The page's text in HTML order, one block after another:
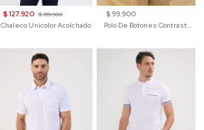
$ 127.920 $ 159.900
Chaleco Unicolor Acolchado
$ 99.900
Polo De Botones Contraste Para Hombre